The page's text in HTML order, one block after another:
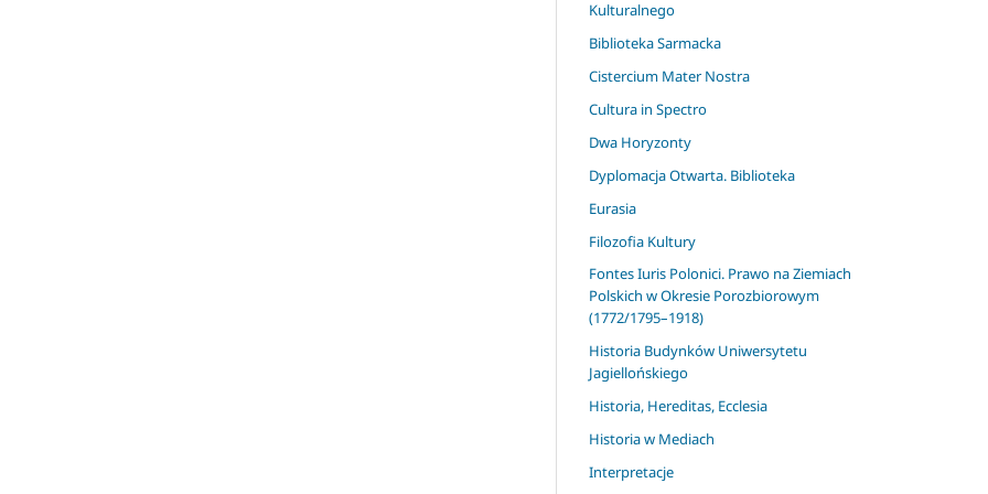
Kulturalnego
Biblioteka Sarmacka
Cistercium Mater Nostra
Cultura in Spectro
Dwa Horyzonty
Dyplomacja Otwarta. Biblioteka
Eurasia
Filozofia Kultury
Fontes Iuris Polonici. Prawo na Ziemiach
Polskich w Okresie Porozbiorowym
(1772/1795–1918)
Historia Budynków Uniwersytetu
Jagiellońskiego
Historia, Hereditas, Ecclesia
Historia w Mediach
Interpretacje